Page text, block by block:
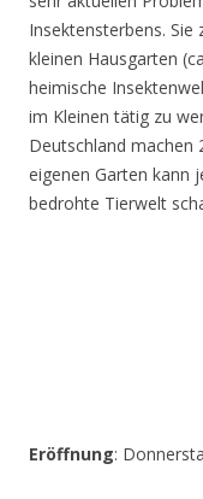
Insektensterbens.
kleinen Hausgarten
heimische
im Kleinen tätig zu
Deutschland machen
eigenen Garten kann
bedrohte Tierwelt
Eröffnung: